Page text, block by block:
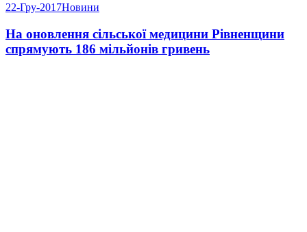
22-Гру-2017Новини
На оновлення сільської медицини Рівненщини
спрямують 186 мільйонів гривень